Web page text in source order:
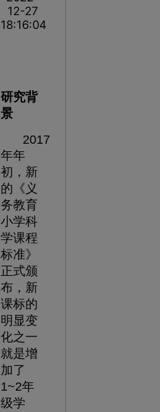
12-27
18:16:04
研究背
景
2017
年年
初，新
的《义
务教育
小学科
学课程
标准》
正式颁
布，新
课标的
明显变
化之一
就是增
加了
1~2年
级学